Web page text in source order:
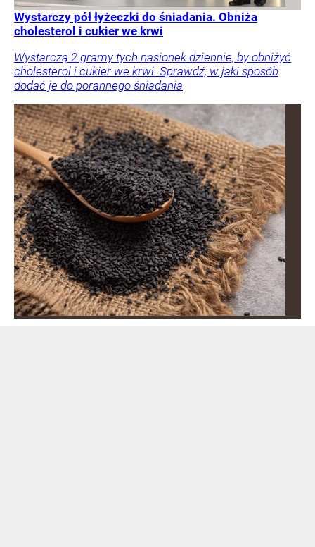
Wystarczy pół łyżeczki do śniadania. Obniża
cholesterol i cukier we krwi
Wystarczą 2 gramy tych nasionek dziennie, by obniżyć
cholesterol i cukier we krwi. Sprawdź, w jaki sposób
dodać je do porannego śniadania